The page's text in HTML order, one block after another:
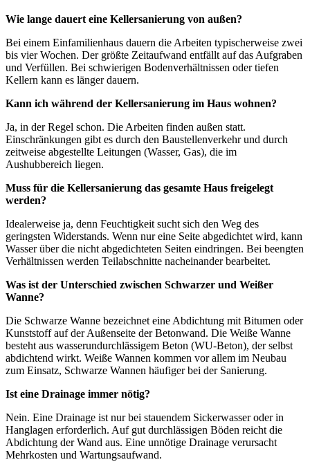
Wie lange dauert eine Kellersanierung von außen?
Bei einem Einfamilienhaus dauern die Arbeiten typischerweise zwei
bis vier Wochen. Der größte Zeitaufwand entfällt auf das Aufgraben
und Verfüllen. Bei schwierigen Bodenverhältnissen oder tiefen
Kellern kann es länger dauern.
Kann ich während der Kellersanierung im Haus wohnen?
Ja, in der Regel schon. Die Arbeiten finden außen statt.
Einschränkungen gibt es durch den Baustellenverkehr und durch
zeitweise abgestellte Leitungen (Wasser, Gas), die im
Aushubbereich liegen.
Muss für die Kellersanierung das gesamte Haus freigelegt
werden?
Idealerweise ja, denn Feuchtigkeit sucht sich den Weg des
geringsten Widerstands. Wenn nur eine Seite abgedichtet wird, kann
Wasser über die nicht abgedichteten Seiten eindringen. Bei beengten
Verhältnissen werden Teilabschnitte nacheinander bearbeitet.
Was ist der Unterschied zwischen Schwarzer und Weißer
Wanne?
Die Schwarze Wanne bezeichnet eine Abdichtung mit Bitumen oder
Kunststoff auf der Außenseite der Betonwand. Die Weiße Wanne
besteht aus wasserundurchlässigem Beton (WU-Beton), der selbst
abdichtend wirkt. Weiße Wannen kommen vor allem im Neubau
zum Einsatz, Schwarze Wannen häufiger bei der Sanierung.
Ist eine Drainage immer nötig?
Nein. Eine Drainage ist nur bei stauendem Sickerwasser oder in
Hanglagen erforderlich. Auf gut durchlässigen Böden reicht die
Abdichtung der Wand aus. Eine unnötige Drainage verursacht
Mehrkosten und Wartungsaufwand.